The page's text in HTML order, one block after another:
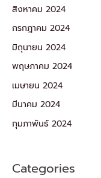
สิงหาคม 2024
กรกฎาคม 2024
มิถุนายน 2024
พฤษภาคม 2024
เมษายน 2024
มีนาคม 2024
กุมภาพันธ์ 2024
Categories